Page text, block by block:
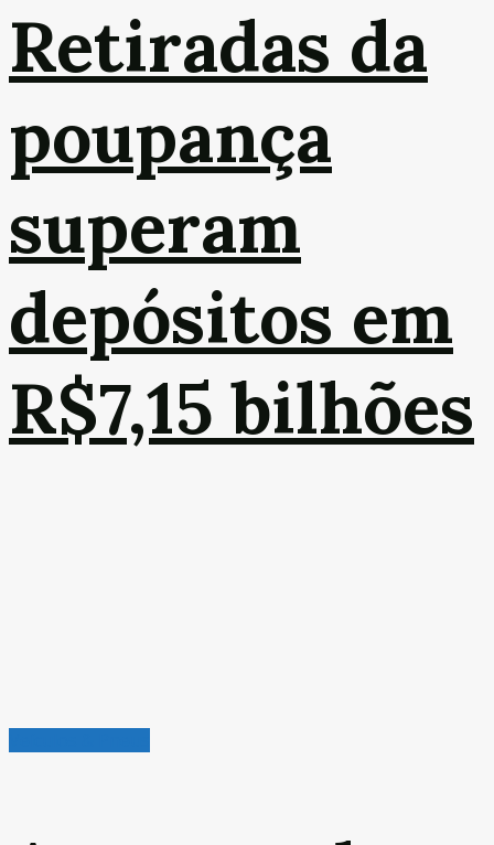
Retiradas da
poupança
superam
depósitos em
R$7,15 bilhões